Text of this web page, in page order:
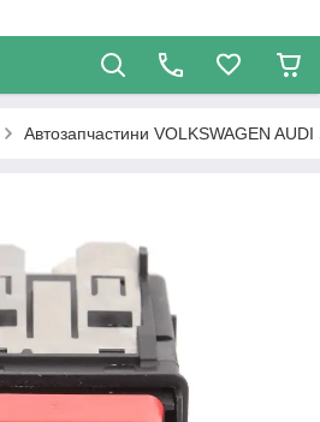
Автозапчастини VOLKSWAGEN AUDI